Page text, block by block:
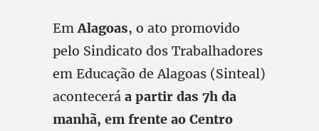
EmAlagoas, o ato promovido
pelo Sindicato dos Trabalhadores
em Educação de Alagoas (Sinteal)
acontecerá a partir das 7h da
manhã, em frente ao Centro